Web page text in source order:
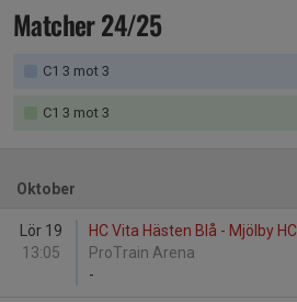
Matcher 24/25
C1 3 mot 3
C1 3 mot 3
Oktober
Lör 19
13:05
HC Vita Hästen Blå - Mjölby HC
ProTrain Arena
-